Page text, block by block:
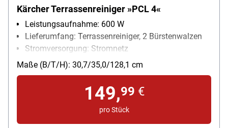
Kärcher Terrassenreiniger »PCL 4«
Leistungsaufnahme: 600 W
Lieferumfang: Terrassenreiniger, 2 Bürstenwalzen
Stromversorgung: Stromnetz
Maße (B/T/H): 30,7/35,0/128,1 cm
149,99 €
pro Stück